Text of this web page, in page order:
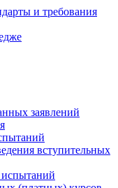
и требования
заявлений
вступительных
испытаний